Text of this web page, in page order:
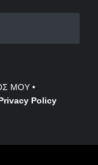
ΜΟΥ•
Policy